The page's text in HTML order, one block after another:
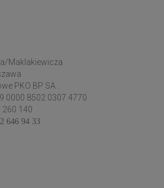
Maklakiewicza
PKO BP SA :
0000 8502 0307 4770
260 140
646 94 33